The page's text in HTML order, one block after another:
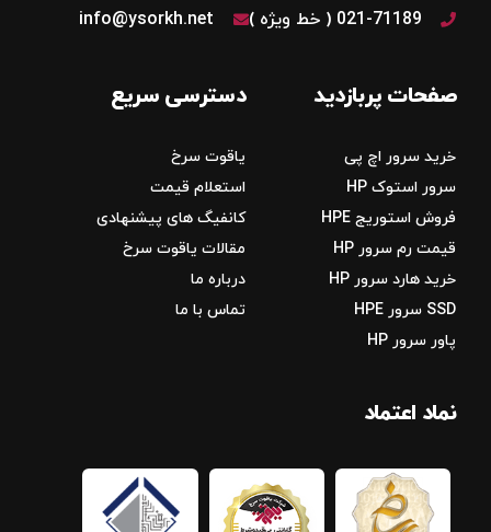
021-71189 ( خط ویژه )
info@ysorkh.net
صفحات پربازدید
خرید سرور اچ پی
سرور استوک HP
فروش استوریج‌ HPE
قیمت رم سرور HP
خرید هارد سرور HP
SSD سرور HPE
پاور سرور HP
دسترسی سریع
یاقوت سرخ
استعلام قیمت
کانفیگ های پیشنهادی
مقالات یاقوت سرخ
درباره ما
تماس با ما
نماد اعتماد